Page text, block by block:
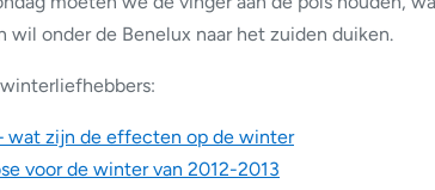
wil onder de Benelux naar het zuiden duiken.
wat zijn de effecten op de winter
voor de winter van 2012-2013